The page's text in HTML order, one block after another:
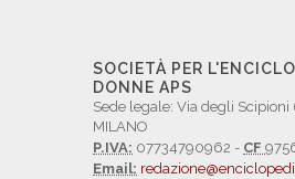
SOCIETÀ PER
DONNE APS
Sede legale: Via degli Scipioni
MILANO
P.IVA: 07734790962 - CF
Email: